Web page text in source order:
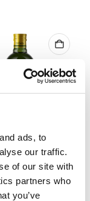
ads, to
our traffic.
of our site with
partners who
you’ve
di Oliva
DI CARLO
ITALIANO” –